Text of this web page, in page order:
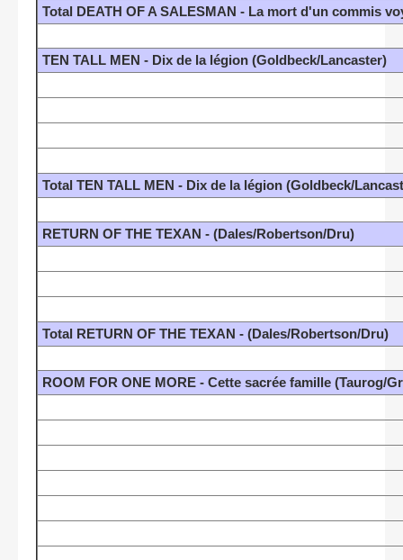
Total DEATH OF A SALESMAN - La mort d'un commis
TEN TALL MEN - Dix de la légion (Goldbeck/Lancaster)
Total TEN TALL MEN - Dix de la légion (Goldbeck/
RETURN OF THE TEXAN - (Dales/Robertson/Dru)
Total RETURN OF THE TEXAN - (Dales/Robertson/Dru)
ROOM FOR ONE MORE - Cette sacrée famille (Taurog/